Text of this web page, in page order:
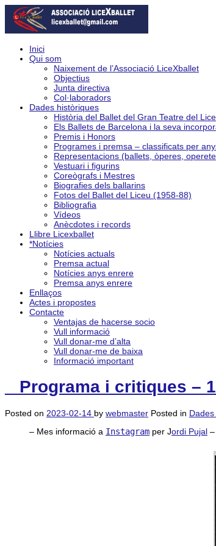
Inici
Qui som
Naixement de l’Associació LiceXballet
Objectius
Junta directiva
Col·laboradors
Dades històriques
Història del Ballet del Gran Teatre del
Els Ballets de Barcelona i la seva
Premis i Honors
Programes i premsa – classificats per
Representacions (ballets, òperes,
Vestuari i figurins
Coreògrafs i Mestres
Biografies dels ballarins
Fotos del Ballet del Liceu (1958-88)
Bibliografia
Vídeos
Anècdotes i records
Llibre Licexballet
*Notícies
Notícies actuals
Premsa actual
Notícies anys enrere
Premsa anys enrere
Enllaços
Actes i propostes
Contacte
Ventajas de hacerse socio
Vull informació
Vull donar-me d’alta
Vull donar-me de baixa
Informació important
_ Programa i critiques –
Posted on 2023-02-14 by webmaster Posted in
– Mes informació a Instagram per Jordi Pujal –